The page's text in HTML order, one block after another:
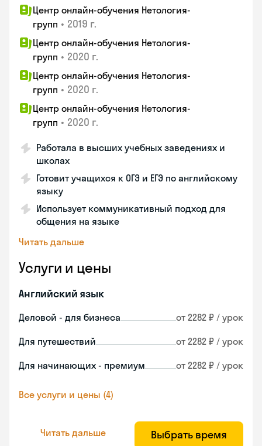
Центр онлайн-обучения Нетология-
групп • 2019 г.
Центр онлайн-обучения Нетология-
групп • 2020 г.
Центр онлайн-обучения Нетология-
групп • 2020 г.
Центр онлайн-обучения Нетология-
групп • 2020 г.
Работала в высших учебных заведениях и
школах
Готовит учащихся к ОГЭ и ЕГЭ по английскому
языку
Использует коммуникативный подход для
общения на языке
Читать дальше
Услуги и цены
Английский язык
Деловой - для бизнеса от 2282 ₽ / урок
Для путешествий от 2282 ₽ / урок
Для начинающих - премиум от 2282 ₽ / урок
Все услуги и цены (4)
Читать дальше Выбрать время